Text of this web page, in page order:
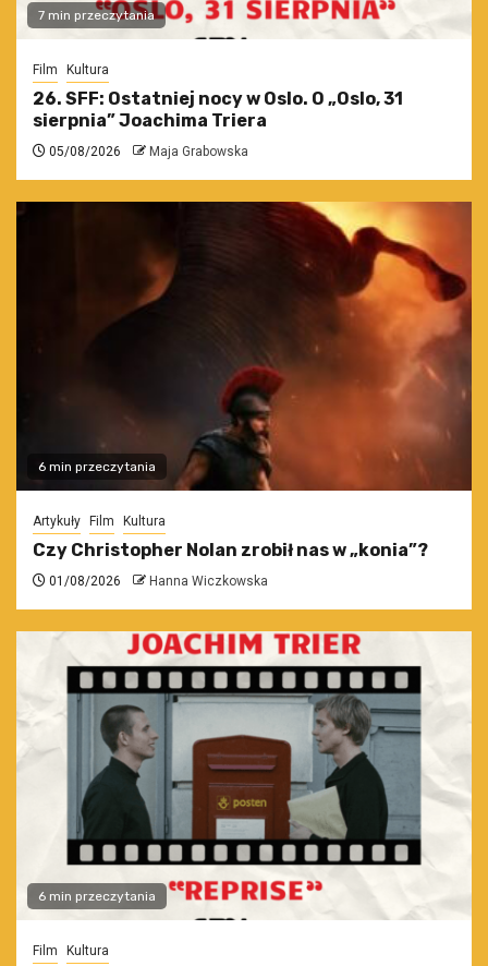
7 min przeczytania
Film Kultura
26. SFF: Ostatniej nocy w Oslo. O „Oslo, 31
sierpnia” Joachima Triera
05/08/2026 Maja Grabowska
6 min przeczytania
Artykuły Film Kultura
Czy Christopher Nolan zrobił nas w „konia”?
01/08/2026 Hanna Wiczkowska
6 min przeczytania
Film Kultura